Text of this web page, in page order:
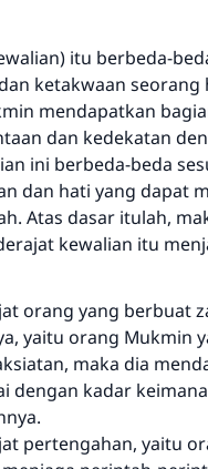
itu berbeda-
ketakwaan seorang
mendapatkan
dan kedekatan
ini berbeda-beda
dan hati yang dapat
Atas dasar itulah,
kewalian itu
orang yang berbuat
yaitu orang Mukmin
maka dia
dengan kadar
pertengahan, yaitu